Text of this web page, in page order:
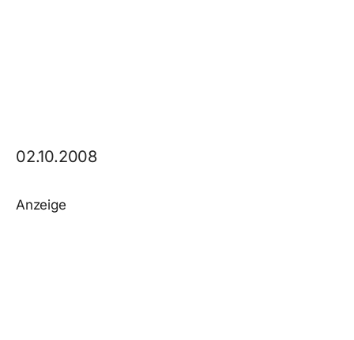
02.10.2008
Anzeige